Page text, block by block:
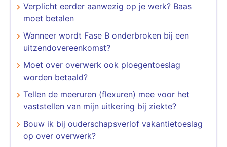
Verplicht eerder aanwezig op je werk? Baas
moet betalen
Wanneer wordt Fase B onderbroken bij een
uitzendovereenkomst?
Moet over overwerk ook ploegentoeslag
worden betaald?
Tellen de meeruren (flexuren) mee voor het
vaststellen van mijn uitkering bij ziekte?
Bouw ik bij ouderschapsverlof vakantietoeslag
op over overwerk?